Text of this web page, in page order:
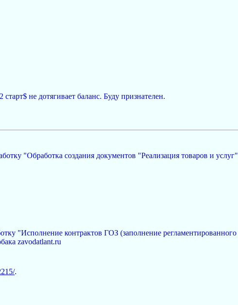
не дотягивает баланс. Буду признателен.
"Обработка создания документов "Реализация товаров и
"Исполнение контрактов ГОЗ (заполнение
zavodatlant.ru
.